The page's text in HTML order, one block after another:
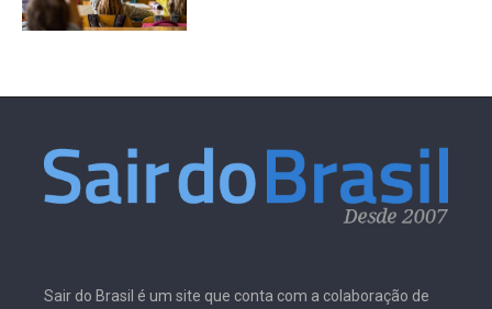
Sair do Brasil é um site que conta com a colaboração de